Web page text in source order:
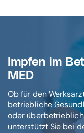
Impfen im
MED
Ob für den
betriebliche
oder
unterstützt Sie bei